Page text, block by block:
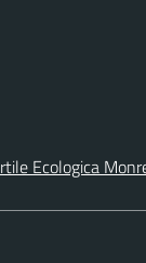
Ecologica